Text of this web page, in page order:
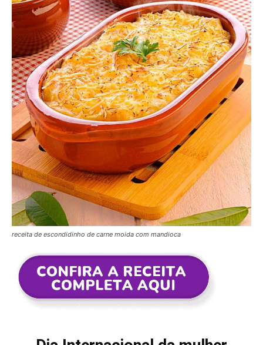
receita de escondidinho de carne moida com mandioca